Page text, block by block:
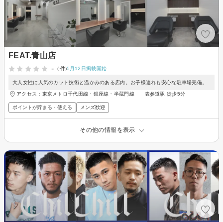
FEAT.青山店
-
(-件)5月12日掲載開始
大人女性に人気のカット技術と温かみのある店内。お子様連れも安心な駐車場完備。
アクセス：東京メトロ千代田線・銀座線・半蔵門線 表参道駅 徒歩5分
ポイントが貯まる・使える メンズ歓迎
その他の情報を表示